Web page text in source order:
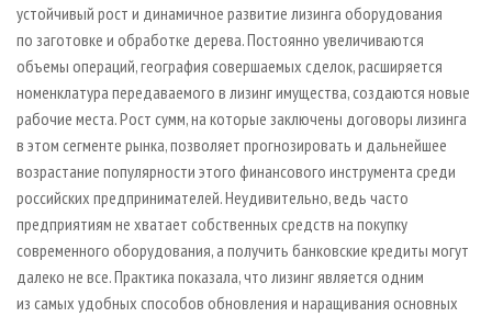
ЦБП
ИНСТРУМЕНТ И МАТЕРИАЛЫ
ГАЗЕТА ЛЕСПРОМФОРУМ
БИБЛИОТЕКА СПЕЦИАЛИСТА
устойчивый рост и динамичное развитие лизинга оборудования
по заготовке и обработке дерева. Постоянно увеличиваются
объемы операций, география совершаемых сделок, расширяется
номенклатура передаваемого в лизинг имущества, создаются новые
рабочие места. Рост сумм, на которые заключены договоры лизинга
в этом сегменте рынка, позволяет прогнозировать и дальнейшее
возрастание популярности этого финансового инструмента среди
российских предпринимателей. Неудивительно, ведь часто
предприятиям не хватает собственных средств на покупку
современного оборудования, а получить банковские кредиты могут
далеко не все. Практика показала, что лизинг является одним
из самых удобных способов обновления и наращивания основных